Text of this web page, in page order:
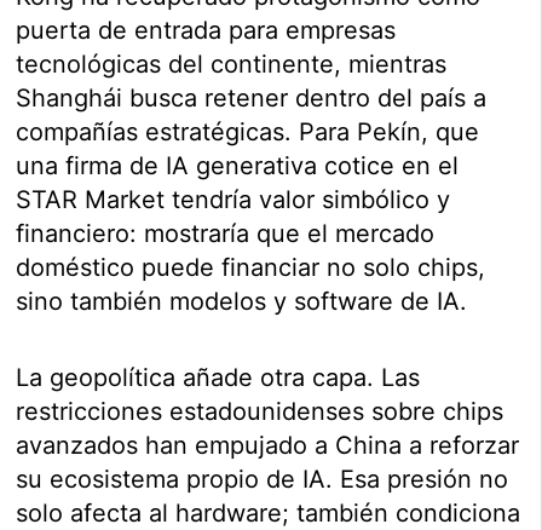
puerta de entrada para empresas
tecnológicas del continente, mientras
Shanghái busca retener dentro del país a
compañías estratégicas. Para Pekín, que
una firma de IA generativa cotice en el
STAR Market tendría valor simbólico y
financiero: mostraría que el mercado
doméstico puede financiar no solo chips,
sino también modelos y software de IA.
La geopolítica añade otra capa. Las
restricciones estadounidenses sobre chips
avanzados han empujado a China a reforzar
su ecosistema propio de IA. Esa presión no
solo afecta al hardware; también condiciona